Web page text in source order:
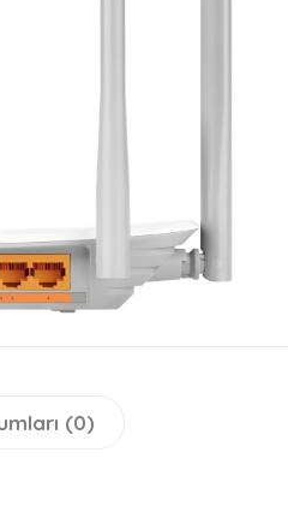
(0)